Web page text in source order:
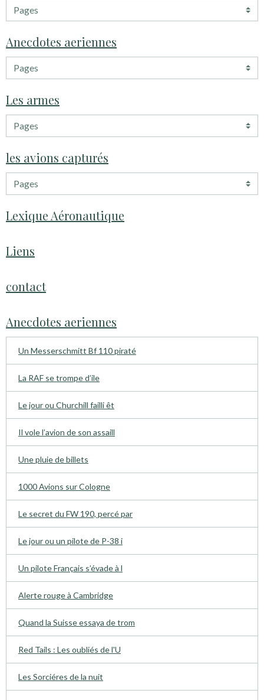
Anecdotes aeriennes
Les armes
les avions capturés
Lexique Aéronautique
Liens
contact
Anecdotes aeriennes
Un Messerschmitt Bf 110 piraté
La RAF se trompe d’ile
Le jour ou Churchill failli êt
Il vole l’avion de son assaill
Une pluie de billets
1000 Avions sur Cologne
Le secret du FW 190, percé par
Le jour ou un pilote de P-38 i
Un pilote Français s’évade à l
Alerte rouge à Cambridge
Quand la Suisse essaya de trom
Red Tails : Les oubliés de l'U
Les Sorciéres de la nuit